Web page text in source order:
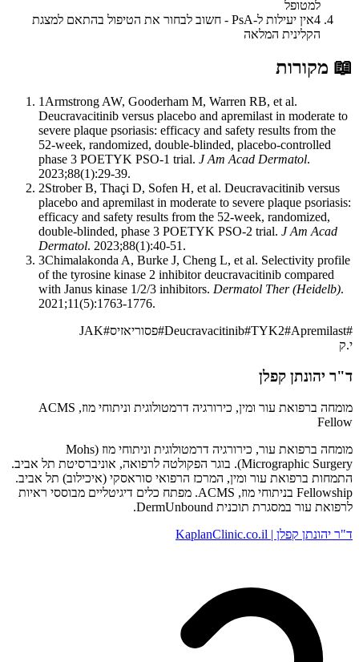
למטופל
4
אין יעילות ל-PsA - חשוב לבחור את הטיפול בהתאם למצגת
הקלינית המלאה
📖 מקורות
1 Armstrong AW, Gooderham M, Warren RB, et al.
Deucravacitinib versus placebo and apremilast in moderate to
severe plaque psoriasis: efficacy and safety results from the
52-week, randomized, double-blinded, placebo-controlled
phase 3 POETYK PSO-1 trial. J Am Acad Dermatol.
2023;88(1):29-39.
2Strober B, Thaçi D, Sofen H, et al. Deucravacitinib versus
placebo and apremilast in moderate to severe plaque psoriasis:
efficacy and safety results from the 52-week, randomized,
double-blinded, phase 3 POETYK PSO-2 trial. J Am Acad
Dermatol. 2023;88(1):40-51.
3Chimalakonda A, Burke J, Cheng L, et al. Selectivity profile
of the tyrosine kinase 2 inhibitor deucravacitinib compared
with Janus kinase 1/2/3 inhibitors. Dermatol Ther (Heidelb).
2021;11(5):1763-1776.
#
Deucravacitinib#TYK2#Apremilast
#פסוריאזיס#
JAK
י.ק
ד"ר יהונתן קפלן
מומחה ברפואת עור ומין, כירורגיה דרמטולוגית וניתוחי מוז, ACMS
Fellow
מומחה ברפואת עור, כירורגיה דרמטולוגית וניתוחי מוז (Mohs
Micrographic Surgery). בוגר הפקולטה לרפואה, אוניברסיטת תל אביב.
התמחות ברפואת עור ומין, המרכז הרפואי סוראסקי (איכילוב) תל אביב.
Fellowship בניתוחי מוז, ACMS. מפתח כלים דיגיטליים מבוססי ראיות
לרפואת עור במסגרת תוכנית DermUnbound.
ד"ר יהונתן קפלן | KaplanClinic.co.il